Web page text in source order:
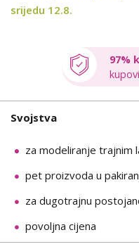
srijedu 12.8.
97%
Svojstva
za modeliranje trajnim
pet proizvoda u
za dugotrajnu
povoljna cijena